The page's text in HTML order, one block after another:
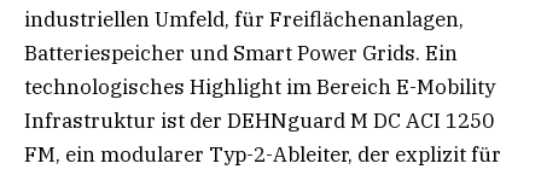
industriellen Umfeld, für Freiflächenanlagen,
Batteriespeicher und Smart Power Grids. Ein
technologisches Highlight im Bereich E-Mobility
Infrastruktur ist der DEHNguard M DC ACI 1250
FM, ein modularer Typ-2-Ableiter, der explizit für